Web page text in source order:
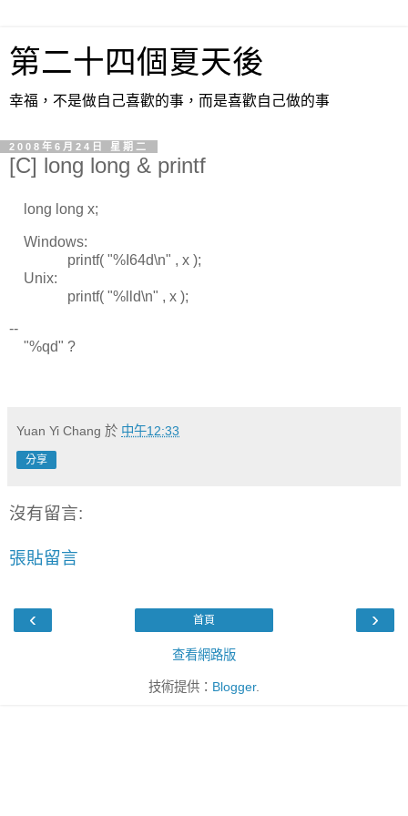
第二十四個夏天後
幸福，不是做自己喜歡的事，而是喜歡自己做的事
2008年6月24日 星期二
[C] long long & printf
long long x;
Windows:
printf( "%I64d\n" , x );
Unix:
printf( "%lld\n" , x );
--
"%qd" ?
Yuan Yi Chang 於 中午12:33
分享
沒有留言:
張貼留言
‹ ›
首頁
查看網路版
技術提供： Blogger.